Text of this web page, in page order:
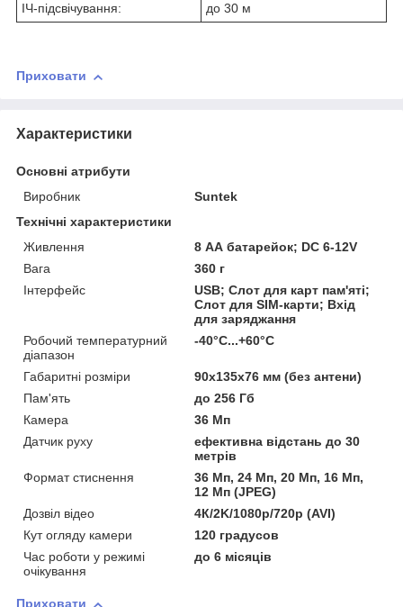
ІЧ-підсвічування:
до 30 м
Приховати
Характеристики
Основні атрибути
Виробник
Suntek
Технічні характеристики
Живлення
8 АА батарейок; DC 6-12V
Вага
360 г
Інтерфейс
USB; Слот для карт пам'яті;
Слот для SIM-карти; Вхід
для заряджання
Робочий температурний
діапазон
-40°C...+60°C
Габаритні розміри
90x135x76 мм (без антени)
Пам'ять
до 256 Гб
Камера
36 Мп
Датчик руху
ефективна відстань до 30
метрів
Формат стиснення
36 Мп, 24 Мп, 20 Мп, 16 Мп,
12 Мп (JPEG)
Дозвіл відео
4К/2K/1080p/720p (AVI)
Кут огляду камери
120 градусов
Час роботи у режимі
очікування
до 6 місяців
Приховати